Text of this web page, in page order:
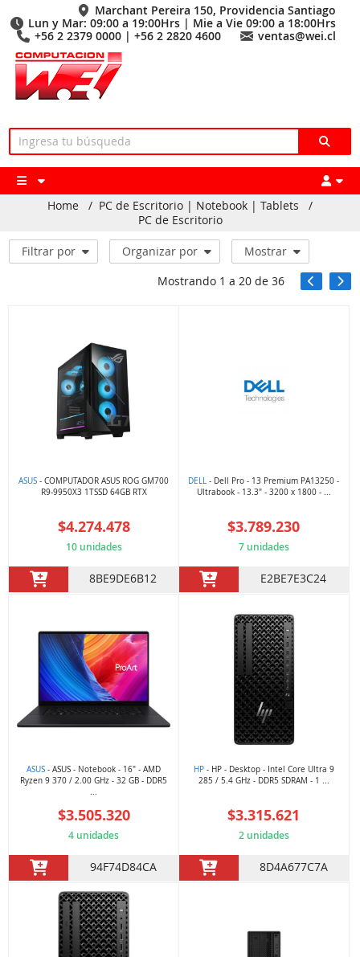
Marchant Pereira 150, Providencia Santiago
Lun y Mar: 09:00 a 19:00Hrs | Mie a Vie 09:00 a 18:00Hrs
+56 2 2379 0000 | +56 2 2820 4600
ventas@wei.cl
Home / PC de Escritorio | Notebook | Tablets
/
PC de Escritorio
Filtrar por Organizar por
Mostrar
Mostrando 1 a 20de 36
ASUS - COMPUTADOR ASUS ROG GM700
R9-9950X3 1TSSD 64GB RTX
$4.274.478
10 unidades
8BE9DE6B12
DELL - Dell Pro - 13 Premium PA13250 -
Ultrabook - 13.3" - 3200 x 1800 - ...
$3.789.230
7 unidades
E2BE7E3C24
ASUS - ASUS - Notebook - 16" - AMD
Ryzen 9 370 / 2.00 GHz - 32 GB - DDR5
$3.505.320
4 unidades
94F74D84CA
HP- HP - Desktop - Intel Core Ultra 9
285 / 5.4 GHz - DDR5 SDRAM - 1 ...
$3.315.621
2 unidades
8D4A677C7A